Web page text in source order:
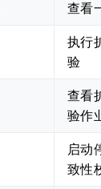
查看
执行
验
查看
验作
启动
致性